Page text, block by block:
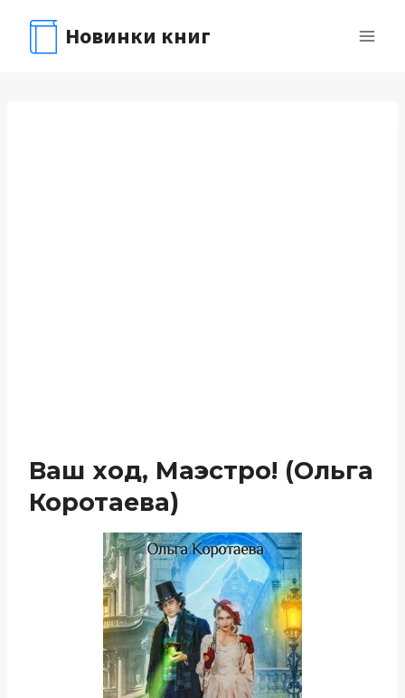
содержимому
Новинки книг
Ваш ход, Маэстро! (Ольга
Коротаева)